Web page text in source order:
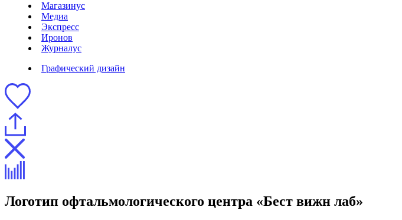
Магазинус
Медиа
Экспресс
Иронов
Журналус
Графический дизайн
Логотип офтальмологического центра «Бест вижн лаб»